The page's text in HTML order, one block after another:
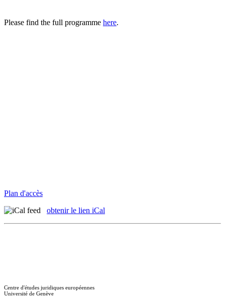
Please find the full programme here.
Plan d'accès
obtenir le lien iCal
Centre d'études juridiques européennes
Université de Genève